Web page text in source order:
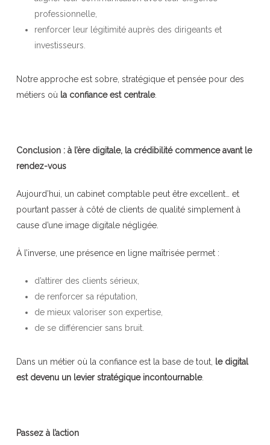
professionnelle,
renforcer leur légitimité auprès des dirigeants et
investisseurs.
Notre approche est sobre, stratégique et pensée pour des
métiers où la confiance est centrale.
Conclusion : à l’ère digitale, la crédibilité commence avant le
rendez-vous
Aujourd’hui, un cabinet comptable peut être excellent… et
pourtant passer à côté de clients de qualité simplement à
cause d’une image digitale négligée.
À l’inverse, une présence en ligne maîtrisée permet :
d’attirer des clients sérieux,
de renforcer sa réputation,
de mieux valoriser son expertise,
de se différencier sans bruit.
Dans un métier où la confiance est la base de tout, le digital
est devenu un levier stratégique incontournable.
Passez à l’action